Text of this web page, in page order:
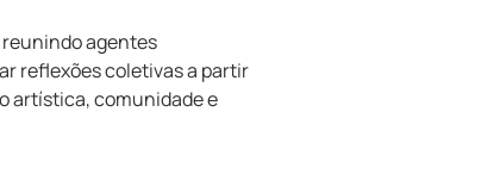
reunindo agentes
reflexões coletivas a partir
artística, comunidade e